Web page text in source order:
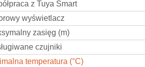
z Tuya Smart
wyświetlacz
zasięg (m)
czujniki
temperatura (°C)